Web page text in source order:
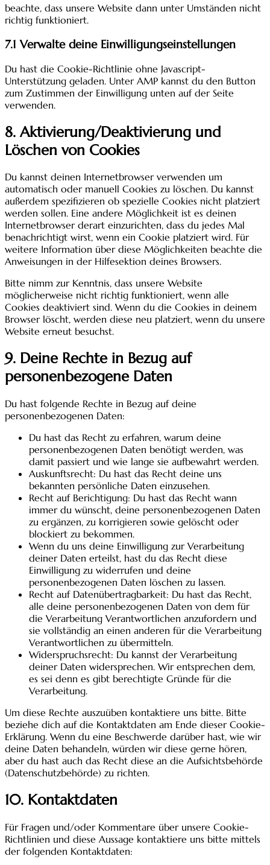
beachte, dass unsere Website dann unter Umständen nicht
richtig funktioniert.
7.1 Verwalte deine Einwilligungseinstellungen
Du hast die Cookie-Richtlinie ohne Javascript-
Unterstützung geladen. Unter AMP kannst du den Button
zum Zustimmen der Einwilligung unten auf der Seite
verwenden.
8. Aktivierung/Deaktivierung und
Löschen von Cookies
Du kannst deinen Internetbrowser verwenden um
automatisch oder manuell Cookies zu löschen. Du kannst
außerdem spezifizieren ob spezielle Cookies nicht platziert
werden sollen. Eine andere Möglichkeit ist es deinen
Internetbrowser derart einzurichten, dass du jedes Mal
benachrichtigt wirst, wenn ein Cookie platziert wird. Für
weitere Information über diese Möglichkeiten beachte die
Anweisungen in der Hilfesektion deines Browsers.
Bitte nimm zur Kenntnis, dass unsere Website
möglicherweise nicht richtig funktioniert, wenn alle
Cookies deaktiviert sind. Wenn du die Cookies in deinem
Browser löscht, werden diese neu platziert, wenn du unsere
Website erneut besuchst.
9. Deine Rechte in Bezug auf
personenbezogene Daten
Du hast folgende Rechte in Bezug auf deine
personenbezogenen Daten:
Du hast das Recht zu erfahren, warum deine
personenbezogenen Daten benötigt werden, was
damit passiert und wie lange sie aufbewahrt werden.
Auskunftsrecht: Du hast das Recht deine uns
bekannten persönliche Daten einzusehen.
Recht auf Berichtigung: Du hast das Recht wann
immer du wünscht, deine personenbezogenen Daten
zu ergänzen, zu korrigieren sowie gelöscht oder
blockiert zu bekommen.
Wenn du uns deine Einwilligung zur Verarbeitung
deiner Daten erteilst, hast du das Recht diese
Einwilligung zu widerrufen und deine
personenbezogenen Daten löschen zu lassen.
Recht auf Datenübertragbarkeit: Du hast das Recht,
alle deine personenbezogenen Daten von dem für
die Verarbeitung Verantwortlichen anzufordern und
sie vollständig an einen anderen für die Verarbeitung
Verantwortlichen zu übermitteln.
Widerspruchsrecht: Du kannst der Verarbeitung
deiner Daten widersprechen. Wir entsprechen dem,
es sei denn es gibt berechtigte Gründe für die
Verarbeitung.
Um diese Rechte auszuüben kontaktiere uns bitte. Bitte
beziehe dich auf die Kontaktdaten am Ende dieser Cookie-
Erklärung. Wenn du eine Beschwerde darüber hast, wie wir
deine Daten behandeln, würden wir diese gerne hören,
aber du hast auch das Recht diese an die Aufsichtsbehörde
(Datenschutzbehörde) zu richten.
10. Kontaktdaten
Für Fragen und/oder Kommentare über unsere Cookie-
Richtlinien und diese Aussage kontaktiere uns bitte mittels
der folgenden Kontaktdaten: